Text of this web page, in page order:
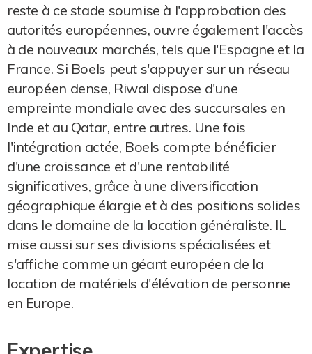
reste à ce stade soumise à l'approbation des
autorités européennes, ouvre également l'accès
à de nouveaux marchés, tels que l'Espagne et la
France. Si Boels peut s'appuyer sur un réseau
européen dense, Riwal dispose d'une
empreinte mondiale avec des succursales en
Inde et au Qatar, entre autres. Une fois
l'intégration actée, Boels compte bénéficier
d'une croissance et d'une rentabilité
significatives, grâce à une diversification
géographique élargie et à des positions solides
dans le domaine de la location généraliste. IL
mise aussi sur ses divisions spécialisées et
s'affiche comme un géant européen de la
location de matériels d'élévation de personne
en Europe.